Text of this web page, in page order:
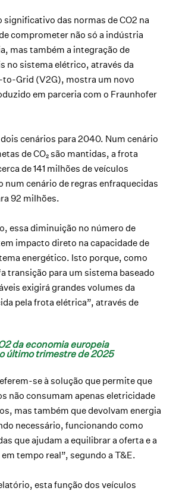
das normas de CO2 na
comprometer não só a indústria
mas também a integração de
no sistema elétrico, através da
Grid (V2G), mostra um novo
em parceria com o Fraunhofer
cenários para 2040. Num cenário
de CO₂ são mantidas, a frota
de 141 milhões de veículos
num cenário de regras enfraquecidas
92 milhões.
essa diminuição no número de
impacto direto na capacidade de
energético. Isto porque, como
transição para um sistema baseado
exigirá grandes volumes da
pela frota elétrica”, através de
da economia europeia
último trimestre de 2025
se à solução que permite que
nãoconsumam apenas eletricidade
mas também que devolvam energia
necessário, funcionando como
que ajudam a equilibrar a oferta e a
tempo real”, segundo a T&E.
esta função dos veículos